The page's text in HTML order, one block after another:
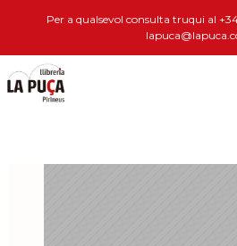
Per a qualsevol consulta truqui al